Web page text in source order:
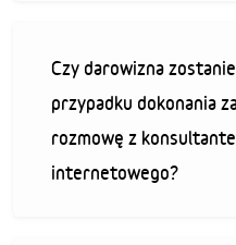
Czy darowizna
przypadku dokonania
rozmowę z
internetowego?